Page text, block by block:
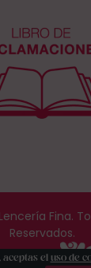
Fina.
Reservados.
Por
aceptas eluso de